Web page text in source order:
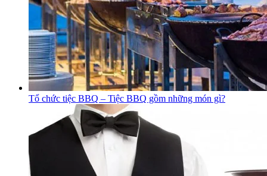
Tổ chức tiệc BBQ – Tiệc BBQ gồm những món gì?